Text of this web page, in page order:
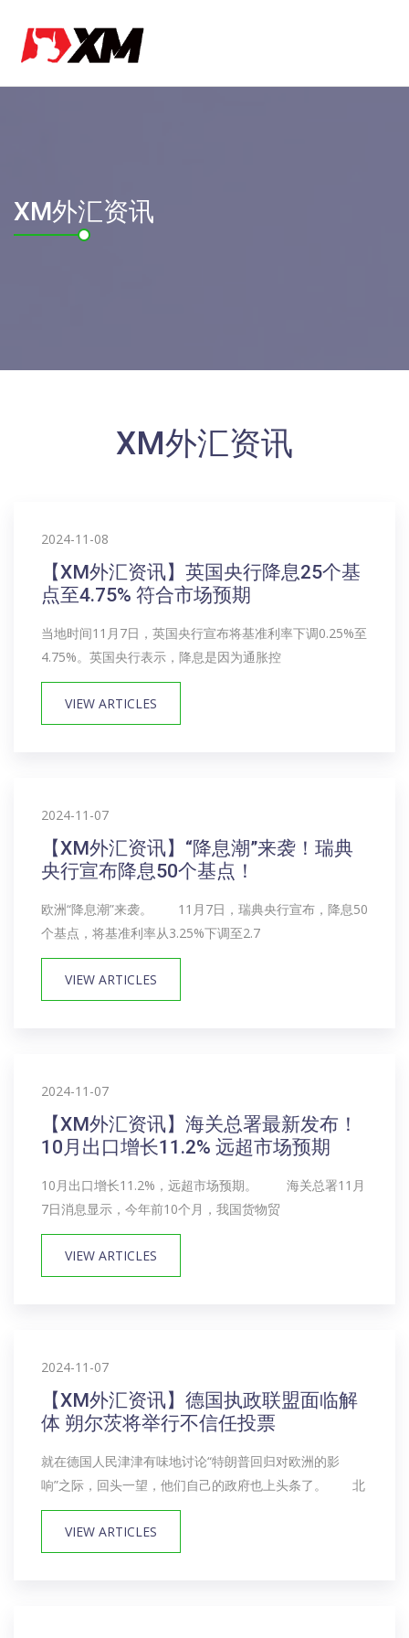
XM外汇资讯
XM外汇资讯
2024-11-08
【XM外汇资讯】英国央行降息25个基
点至4.75% 符合市场预期
当地时间11月7日，英国央行宣布将基准利率下调0.25%至
4.75%。英国央行表示，降息是因为通胀控
VIEW ARTICLES
2024-11-07
【XM外汇资讯】“降息潮”来袭！瑞典
央行宣布降息50个基点！
欧洲“降息潮”来袭。 11月7日，瑞典央行宣布，降息50
个基点，将基准利率从3.25%下调至2.7
VIEW ARTICLES
2024-11-07
【XM外汇资讯】海关总署最新发布！
10月出口增长11.2% 远超市场预期
10月出口增长11.2%，远超市场预期。 海关总署11月
7日消息显示，今年前10个月，我国货物贸
VIEW ARTICLES
2024-11-07
【XM外汇资讯】德国执政联盟面临解
体 朔尔茨将举行不信任投票
就在德国人民津津有味地讨论“特朗普回归对欧洲的影
响”之际，回头一望，他们自己的政府也上头条了。 北
VIEW ARTICLES